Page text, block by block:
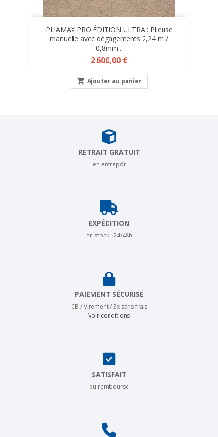
PLIAMAX PRO ÉDITION ULTRA : Plieuse
manuelle avec dégagements 2,24 m /
0,8mm...
Prix
2 600,00 €
 Ajouter au panier
RETRAIT GRATUIT
en entrepôt
EXPÉDITION
en stock : 24/48h
PAIEMENT SÉCURISÉ
CB / Virement / 3x sans frais
Voir conditions
SATISFAIT
ou remboursé